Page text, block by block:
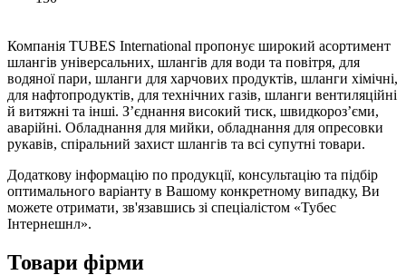
Компанія TUBES International пропонує широкий асортимент
шлангів універсальних, шлангів для води та повітря, для
водяної пари, шланги для харчових продуктів, шланги хімічні,
для нафтопродуктів, для технічних газів, шланги вентиляційні
й витяжні та інші. З’єднання високий тиск, швидкороз’єми,
аварійні. Обладнання для мийки, обладнання для опресовки
рукавів, спіральний захист шлангів та всі супутні товари.
Додаткову інформацію по продукції, консультацію та підбір
оптимального варіанту в Вашому конкретному випадку, Ви
можете отримати, зв'язавшись зі спеціалістом «Тубес
Інтернешнл».
Товари фірми